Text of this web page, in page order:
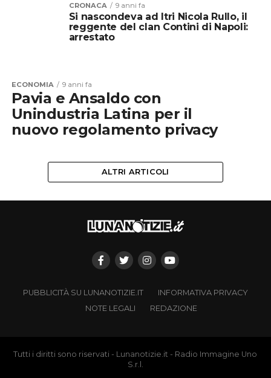
CRONACA 9 anni fa
Si nascondeva ad Itri Nicola Rullo, il
reggente del clan Contini di Napoli:
arrestato
ECONOMIA 9 anni fa
Pavia e Ansaldo con
Unindustria Latina per il
nuovo regolamento privacy
ALTRI ARTICOLI
PUBBLICITÀ SU LUNANOTIZIE.IT
INFORMATIVA PRIVACY
NOTE LEGALI
REDAZIONE
Tutti i diritti sono riservati - Lunanotizie.it - Radio Immagine Uno
S.r.l.